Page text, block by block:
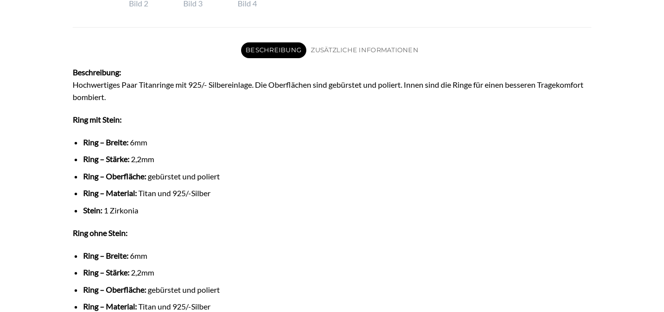
BESCHREIBUNG ZUSÄTZLICHE INFORMATIONEN
Beschreibung:
Hochwertiges Paar Titanringe mit 925/- Silbereinlage. Die Oberflächen sind gebürstet und poliert. Innen sind die Ringe für einen besseren Tragekomfort
bombiert.
Ring mit Stein:
Ring – Breite:6mm
Ring – Stärke:2,2mm
Ring – Oberfläche:gebürstet und poliert
Ring – Material:Titan und 925/-Silber
Stein:1 Zirkonia
Ring ohne Stein:
Ring – Breite:6mm
Ring – Stärke:2,2mm
Ring – Oberfläche:gebürstet und poliert
Ring – Material:Titan und 925/-Silber